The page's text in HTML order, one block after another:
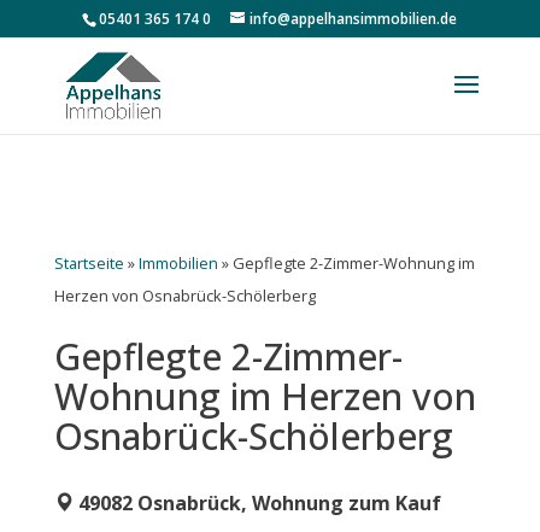
05401 365 174 0 info@appelhansimmobilien.de
Startseite »Immobilien » Gepflegte 2-Zimmer-Wohnung im
Herzen von Osnabrück-Schölerberg
Gepflegte 2-Zimmer-
Wohnung im Herzen von
Osnabrück-Schölerberg
49082 Osnabrück, Wohnung zum Kauf